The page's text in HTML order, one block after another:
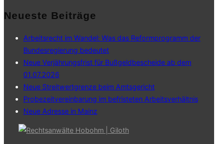
Neueste Beiträge
Arbeitsrecht im Wandel: Was das Reformprogramm der
Bundesregierung bedeutet
Neue Verjährungsfrist für Bußgeldbescheide ab dem
01.07.2026
Neue Streitwertgrenze beim Amtsgericht
Probezeitvereinbarung im befristeten Arbeitsverhältnis
Neue Adresse in Mainz